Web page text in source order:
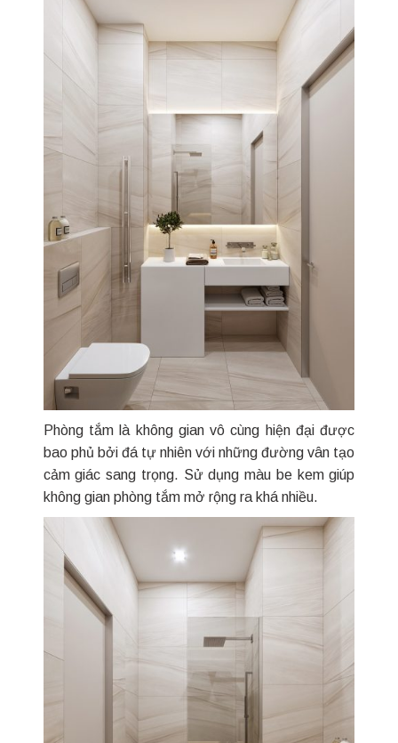
Phòng tắm là không gian vô cùng hiện đại được
bao phủ bởi đá tự nhiên với những đường vân tạo
cảm giác sang trọng. Sử dụng màu be kem giúp
không gian phòng tắm mở rộng ra khá nhiều.